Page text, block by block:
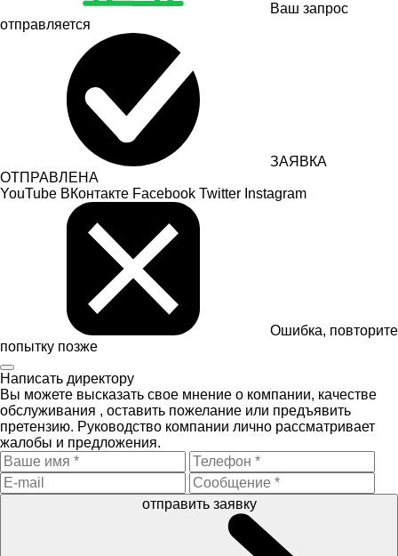
Ваш запрос
отправляется
ЗАЯВКА
ОТПРАВЛЕНА
YouTube ВКонтакте Facebook Twitter Instagram
Ошибка, повторите
попытку позже
Написать директору
Вы можете высказать свое мнение о компании, качестве
обслуживания , оставить пожелание или предъявить
претензию. Руководство компании лично рассматривает
жалобы и предложения.
отправить заявку